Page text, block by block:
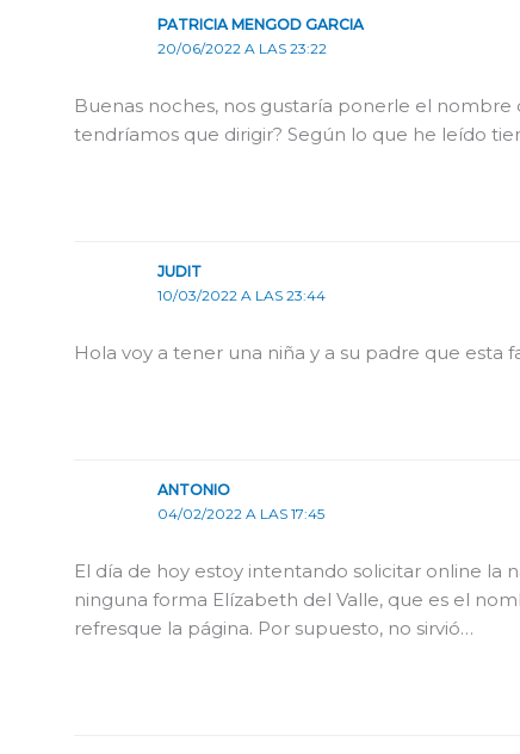
PATRICIA MENGOD GARCIA
20/06/2022 A LAS 23:22
Buenas noches, nos gustaría ponerle el nombre
tendríamos que dirigir? Según lo que he leído
JUDIT
10/03/2022 A LAS 23:44
Hola voy a tener una niña y a su padre que
ANTONIO
04/02/2022 A LAS 17:45
El día de hoy estoy intentando solicitar online la
ninguna forma Elízabeth del Valle, que es el
refresque la página. Por supuesto, no sirvió…